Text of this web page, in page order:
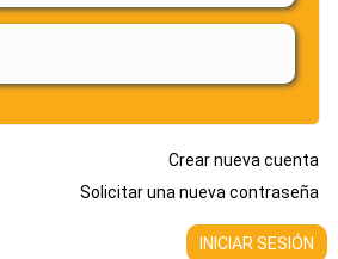
Crear nueva cuenta
Solicitar una nueva contraseña